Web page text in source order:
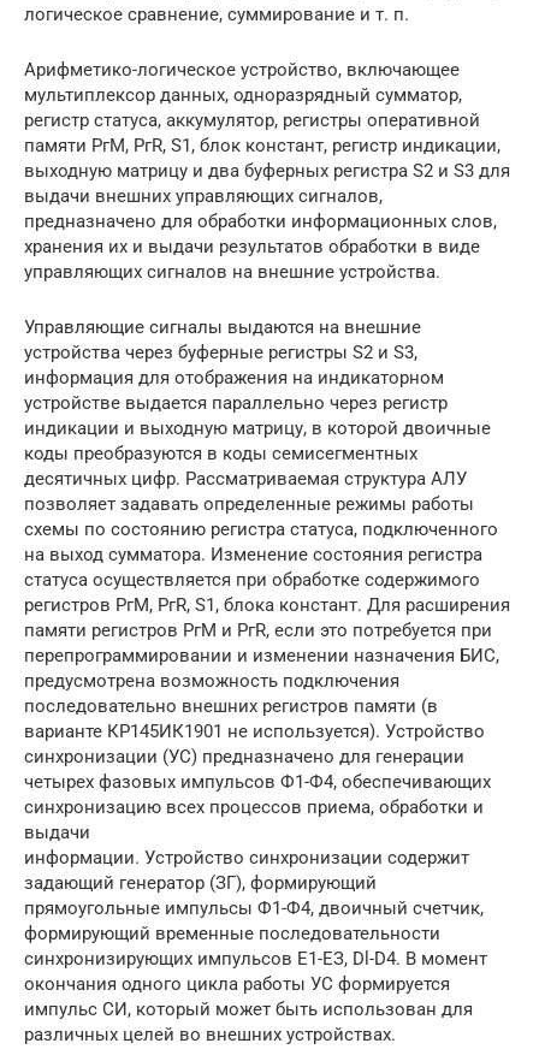
логическое сравнение, суммирование и т. п.
Арифметико-логическое устройство, включающее
мультиплексор данных, одноразрядный сумматор,
регистр статуса, аккумулятор, регистры оперативной
памяти РгМ, PгR, S1, блок констант, регистр индикации,
выходную матрицу и два буферных регистра S2 и S3 для
выдачи внешних управляющих сигналов,
предназначено для обработки информационных слов,
хранения их и выдачи результатов обработки в виде
управляющих сигналов на внешние устройства.
Управляющие сигналы выдаются на внешние
устройства через буферные регистры S2 и S3,
информация для отображения на индикаторном
устройстве выдается параллельно через регистр
индикации и выходную матрицу, в которой двоичные
коды преобразуются в коды семисегментных
десятичных цифр. Рассматриваемая структура АЛУ
позволяет задавать определенные режимы работы
схемы по состоянию регистра статуса, подключенного
на выход сумматора. Изменение состояния регистра
статуса осуществляется при обработке содержимого
регистров РгМ, PгR, S1, блока констант. Для расширения
памяти регистров РгМ и PгR, если это потребуется при
перепрограммировании и изменении назначения БИС,
предусмотрена возможность подключения
последовательно внешних регистров памяти (в
варианте КР145ИК1901 не используется). Устройство
синхронизации (УС) предназначено для генерации
четырех фазовых импульсов Ф1-Ф4, обеспечивающих
синхронизацию всех процессов приема, обработки и
выдачи
информации. Устройство синхронизации содержит
задающий генератор (ЗГ), формирующий
прямоугольные импульсы Ф1-Ф4, двоичный счетчик,
формирующий временные последовательности
синхронизирующих импульсов E1-ЕЗ, Dl-D4. В момент
окончания одного цикла работы УС формируется
импульс СИ, который может быть использован для
различных целей во внешних устройствах.